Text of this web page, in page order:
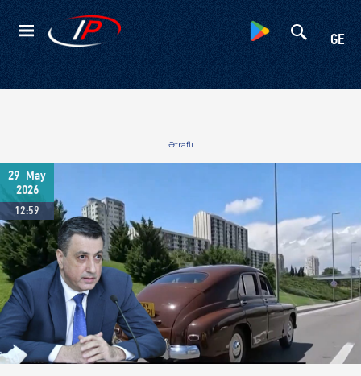
GE
Kateqoriyalar
Ətraflı
29
May
2026
12:59